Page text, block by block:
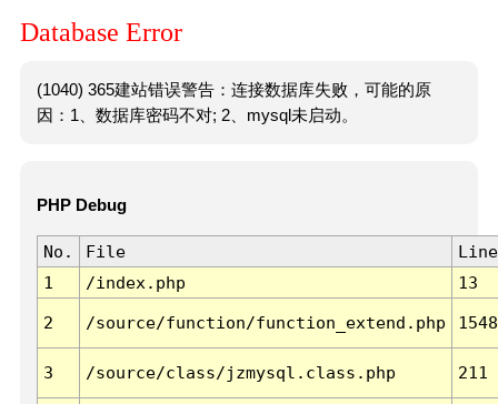
Database Error
(1040) 365建站错误警告：连接数据库失败，可能的原
因：1、数据库密码不对; 2、mysql未启动。
PHP Debug
No. File
Line
1
/index.php 13
2 /source/function/function_extend.php 1548
3 /source/class/jzmysql.class.php 211